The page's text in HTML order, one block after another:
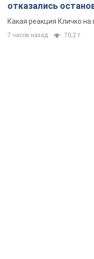
отказались
небоскреба
Какая реакция Кличко
7 часов назад 70,2 т.